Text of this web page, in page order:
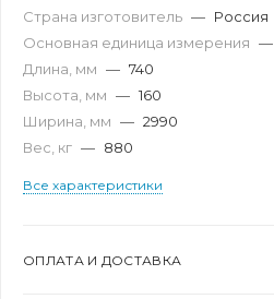
Страна изготовитель — Россия
Основная единица измерения —
Длина, мм — 740
Высота, мм — 160
Ширина, мм — 2990
Вес, кг — 880
Все характеристики
ОПЛАТА И ДОСТАВКА